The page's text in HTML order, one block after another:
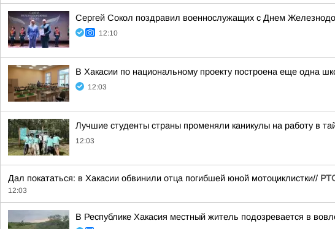
Сергей Сокол поздравил военнослужащих с Днем
12:10
В Хакасии по национальному проекту построена еще одна
12:03
Лучшие студенты страны променяли каникулы на работу в
12:03
Дал покататься: в Хакасии обвинили отца погибшей юной мотоциклистки//
12:03
В Республике Хакасия местный житель подозревается в